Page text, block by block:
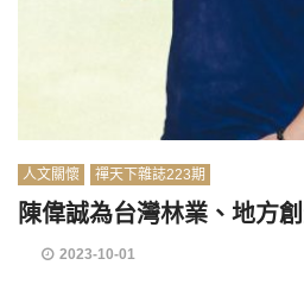
人文關懷 禪天下雜誌223期
陳偉誠為台灣林業、地方
2023-10-01